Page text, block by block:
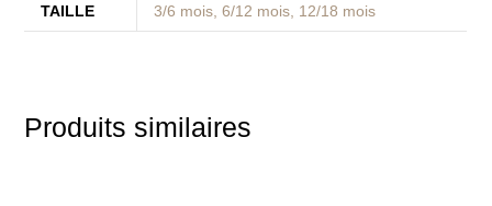
TAILLE 3/6 mois, 6/12 mois, 12/18 mois
Produits similaires